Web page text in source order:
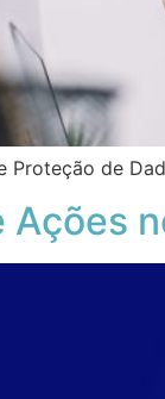
Proteção de
Ações